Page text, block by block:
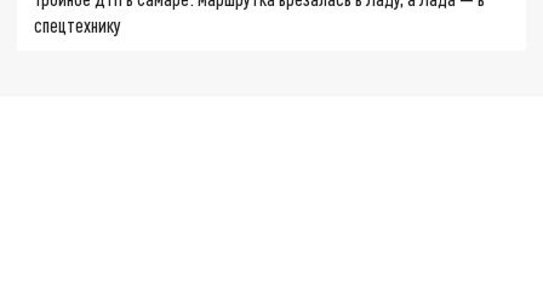
спецтехнику